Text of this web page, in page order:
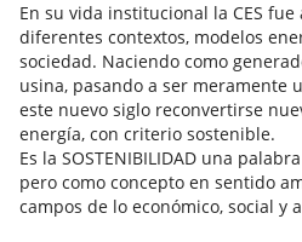
En su vida institucional la CES
diferentes contextos, modelos
sociedad. Naciendo como
usina, pasando a ser meramente
este nuevo siglo reconvertirse
energía, con criterio sostenible.
Es la SOSTENIBILIDAD una
pero como concepto en sentido
campos de lo económico, social y